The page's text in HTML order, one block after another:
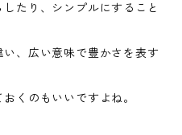
たり、シンプルにすること
、広い意味で豊かさを表す
くのもいいですよね。